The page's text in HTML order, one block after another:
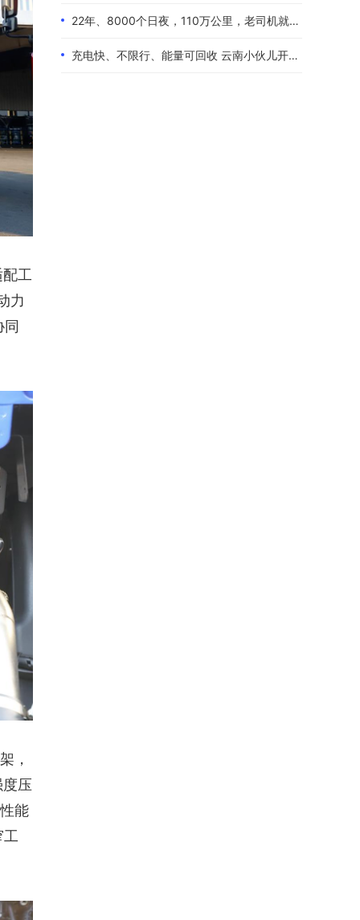
工
力
，
压
能
工
22年、8000个日夜，110万公里，老司机就是偏爱中国重汽！
充电快、不限行、能量可回收 云南小伙儿开着现代泓图EV放心跑烂路